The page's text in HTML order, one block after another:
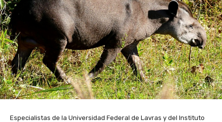
Especialistas de la Universidad Federal de Lavras y del Instituto